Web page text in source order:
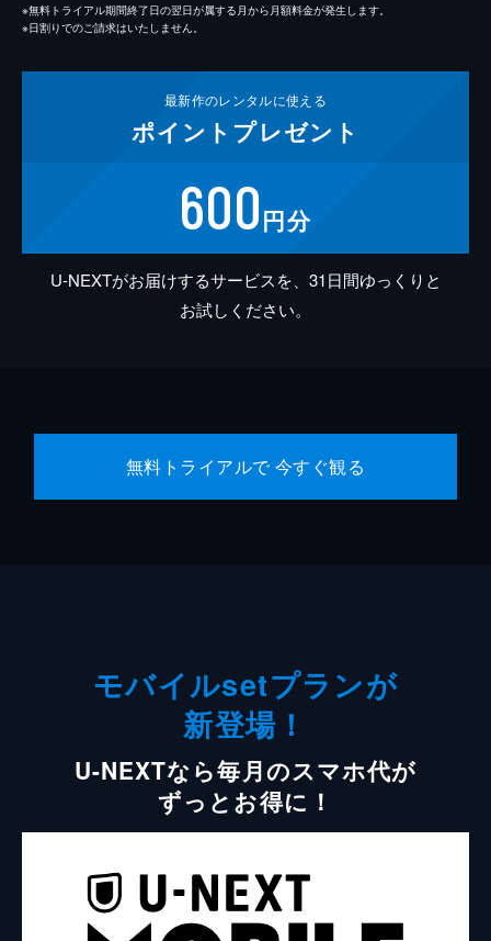
※無料トライアル期間終了日の翌日が属する月から月額料金が発生します。
※日割りでのご請求はいたしません。
最新作のレンタルに使える
ポイント プレゼント
600円分
U-NEXTがお届けするサービスを、31日間ゆっくりと
お試しください。
無料トライアルで 今すぐ観る
モバイルsetプランが
新登場！
U-NEXTなら毎月のスマホ代が
ずっとお得に！